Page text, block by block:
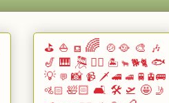
⛳ ⛵ ⛾ 🌈 🍲🥘 🎨 🎶
🎷 🎹 🎘 🏄🏽 🏝️ 🐂 🐕🐈 🐟
💡 💬 📸 📹 🗡️ 🚄 🚅 🚆🚊🚌
🚵🏻 🛀🏻 🛋️ 🛠️ 🛫 🤩 🤳